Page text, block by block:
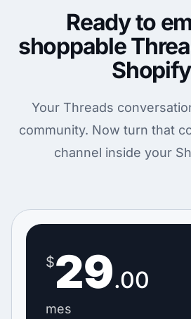
Ready to
shoppable
Your Threads
community. Now turn that
channel inside your
$29.00
mes